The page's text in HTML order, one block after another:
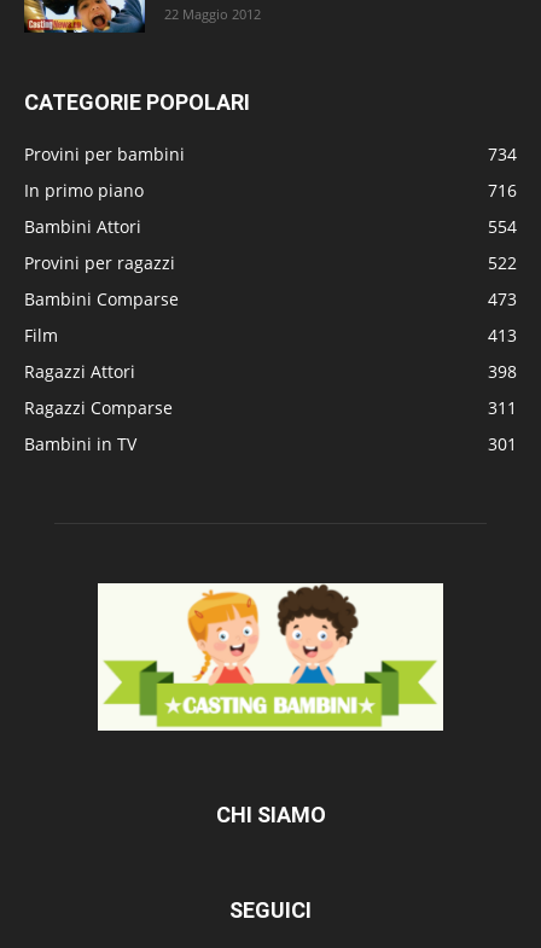
22 Maggio 2012
CATEGORIE POPOLARI
Provini per bambini
734
In primo piano
716
Bambini Attori
554
Provini per ragazzi
522
Bambini Comparse
473
Film
413
Ragazzi Attori
398
Ragazzi Comparse
311
Bambini in TV
301
CHI SIAMO
SEGUICI